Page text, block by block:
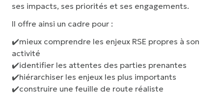
ses impacts, ses priorités et ses engagements.
Il offre ainsi un cadre pour :
✔️mieux comprendre les enjeux RSE propres à son
activité
✔️identifier les attentes des parties prenantes
✔️hiérarchiser les enjeux les plus importants
✔️construire une feuille de route réaliste